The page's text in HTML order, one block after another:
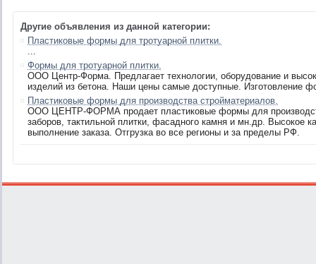
Другие объявления из данной категории:
Пластиковые формы для тротуарной плитки.
...
Формы для тротуарной плитки.
ООО Центр-Форма. Предлагает технологии, оборудование и
изделий из бетона. Наши цены самые доступные. Изготовление
Пластиковые формы для производства стройматериалов.
ООО ЦЕНТР-ФОРМА продает пластиковые формы для
заборов, тактильной плитки, фасадного камня и мн.др. Высокое
выполнение заказа. Отгрузка во все регионы и за пределы РФ.